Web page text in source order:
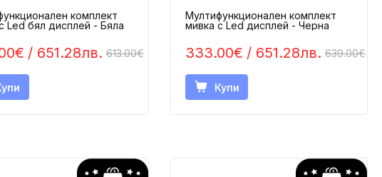
/ 651.28лв. 613.00€
комплект
мивка с Led бял дисплей - Бялa
333.00€ / 651.28лв. 639.00€
Мултифункционален комплект
мивка с Led дисплей - Черна
Купи